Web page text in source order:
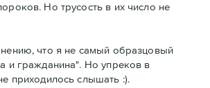
Но трусость в их число не
что я не самый образцовый
и гражданина". Но упреков в
приходилось слышать :).